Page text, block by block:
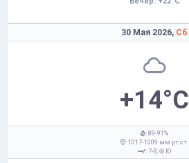
30 Мая 2026, Сб
+14°C
: 89-91%
: 1017-1009 мм рт.ст.
: 7-8,
Ю